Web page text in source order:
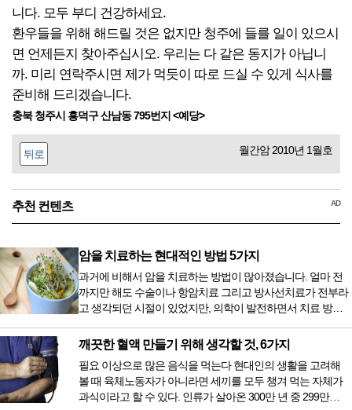
니다. 모두 부디 건강하세요.
환우들을 위해 해드릴 것은 없지만 청주에 들를 일이 있으시
면 언제든지 찾아주십시오. 우리는 다 같은 동지가 아닙니
까. 미리 연락주시면 제가 먹듯이 따로 드실 수 있게 식사를
준비해 드리겠습니다.
충북 청주시 흥덕구 산남동 795번지 <예당>
뒤로 월간암 2010년 1월호
추천 컨텐츠 AD
암을 치료하는 현대적인 방법 5가지
과거에 비해서 암을 치료하는 방법이 많아졌습니다. 얼마 전
까지만 해도 수술이나 항암치료 그리고 방사선치료가 전부라
고 생각되던 시절이 있었지만, 의학이 발전하면서 치료 방법
오면서 암을 치료하는 방법이 하나 더 추가되었습니다. 중입
자 치료를 받기 위해서는 일본이나 독일 등 중입자 치료기가
있는 나라에 가서 힘들게 치료받았지만 얼마 전 국내 도입 후
전립선암 환자를 시작으로 중입자 치료기가 가동되었습니다.
치료 범위가 한정되어 모든 암 환자가 중입자 치료를 받을 수
깨끗한 혈액 만들기 위해 생각할 것, 6가지
필요 이상으로 많은 음식을 먹는다 현대인의 생활을 고려해
볼 때 육체노동자가 아니라면 세끼를 모두 챙겨 먹는 자체가
과식이라고 할 수 있다. 인류가 살아온 300만 년 중 299만